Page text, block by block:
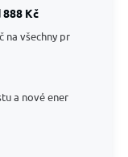
Kč
na všechny pr
a nové ener